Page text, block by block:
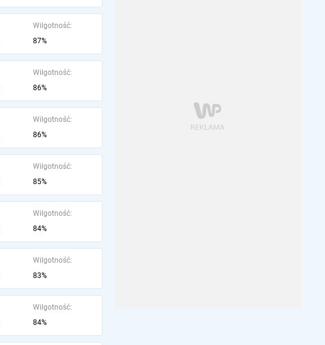
Wilgotność:
87%
Wilgotność:
86%
Wilgotność:
86%
Wilgotność:
85%
Wilgotność:
84%
Wilgotność:
83%
Wilgotność:
84%